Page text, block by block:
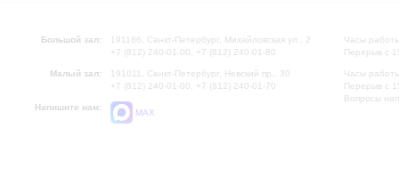
Большой зал:
191186, Санкт-Петербург, Михайловская ул., 2
+7 (812) 240-01-00, +7 (812) 240-01-80
Малый зал:
191011, Санкт-Петербург, Невский пр., 30
+7 (812) 240-01-00, +7 (812) 240-01-70
Напишите нам:
MAX
Часы
Перерыв с
Часы
Перерыв с
Вопросы